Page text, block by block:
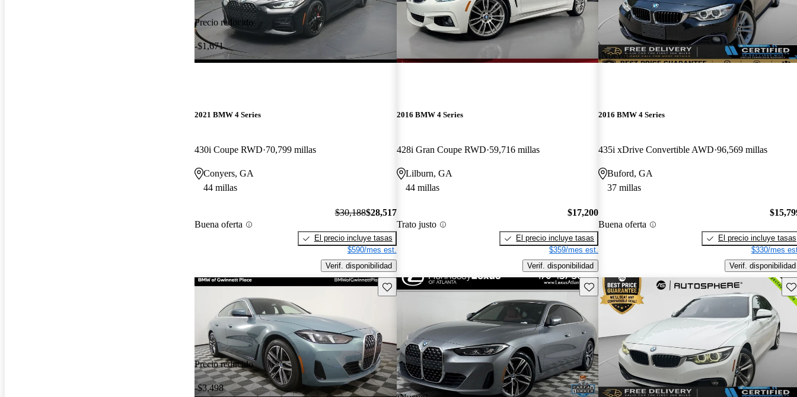
Precio reducido
-$1,671
2021 BMW 4 Series
430i Coupe RWD 70,799 millas
Conyers, GA
44 millas
Buena oferta
$30,188$28,517
El precio incluye tasas
$590/mes est.
Verif. disponibilidad
2016 BMW 4 Series
428i Gran Coupe RWD 59,716 millas
Lilburn, GA
44 millas
Trato justo
$17,200
El precio incluye tasas
$359/mes est.
Verif. disponibilidad
¡Nuevo!
2016 BMW 4 Series
435i xDrive Convertible AWD 96,569 millas
Buford, GA
37 millas
Buena oferta
El precio incluye tasas
$330/mes
Verif. disponibilidad
Precio reducido
-$3,498
Guarda este Aviso Guarda este Aviso